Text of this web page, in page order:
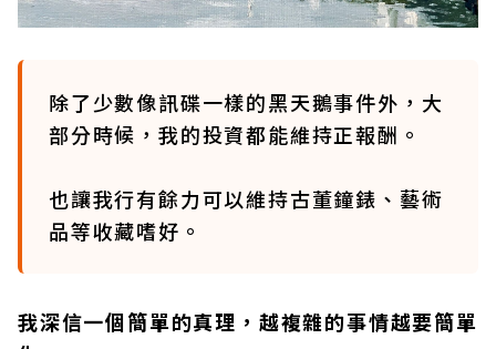
除了少數像訊碟一樣的黑天鵝事件外，大
部分時候，我的投資都能維持正報酬。
也讓我行有餘力可以維持古董鐘錶、藝術
品等收藏嗜好。
我深信一個簡單的真理，越複雜的事情越要簡單